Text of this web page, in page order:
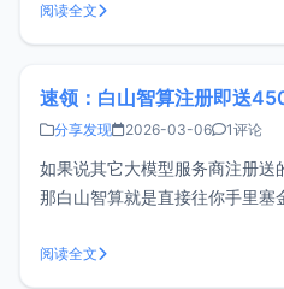
端侧。面对百花齐放的‘Claw’家
于ClawPulse为此，xiaoz开发
阅读全文
分享发现 2026-03-06 1评论
如果说其它大模型服务商注册送
那白山智算就是直接往你手里塞
新的MiniMax 2.5、GLM-5等热
领为敬。关于白山智算白山智算
阅读全文